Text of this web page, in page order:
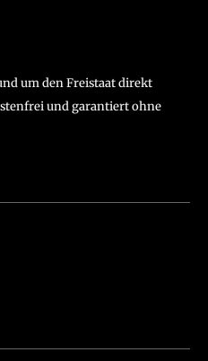
um den Freistaat direkt
und garantiert ohne